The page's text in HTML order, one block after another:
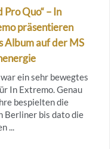
Pro Quo“ – In
präsentieren
Album auf der MS
ein sehr bewegtes
In Extremo. Genau
bespielten die
Berliner bis dato die
...